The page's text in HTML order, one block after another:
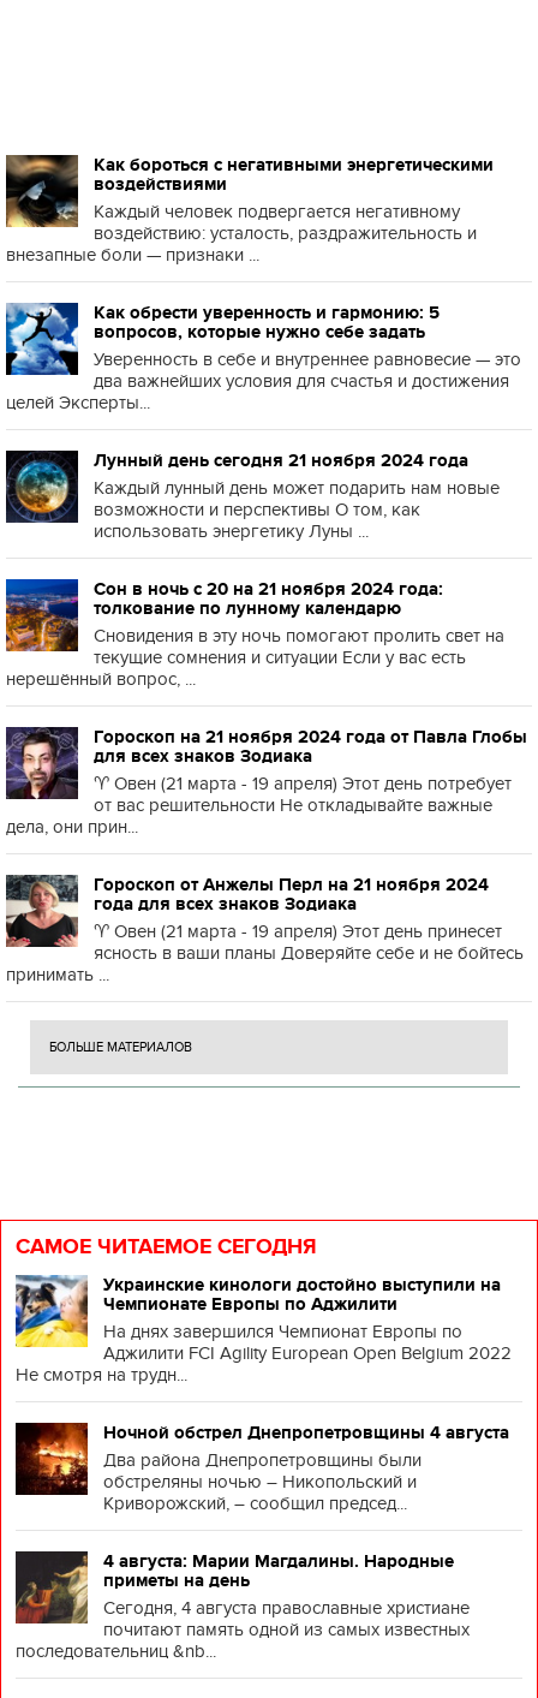
Как бороться с негативными энергетическими
воздействиями
Каждый человек подвергается негативному
воздействию: усталость, раздражительность и
внезапные боли — признаки ...
Как обрести уверенность и гармонию: 5
вопросов, которые нужно себе задать
Уверенность в себе и внутреннее равновесие — это
два важнейших условия для счастья и достижения
целей Эксперты...
Лунный день сегодня 21 ноября 2024 года
Каждый лунный день может подарить нам новые
возможности и перспективы О том, как
использовать энергетику Луны ...
Сон в ночь с 20 на 21 ноября 2024 года:
толкование по лунному календарю
Сновидения в эту ночь помогают пролить свет на
текущие сомнения и ситуации Если у вас есть
нерешённый вопрос, ...
Гороскоп на 21 ноября 2024 года от Павла Глобы
для всех знаков Зодиака
♈️ Овен (21 марта - 19 апреля) Этот день потребует
от вас решительности Не откладывайте важные
дела, они прин...
Гороскоп от Анжелы Перл на 21 ноября 2024
года для всех знаков Зодиака
♈️ Овен (21 марта - 19 апреля) Этот день принесет
ясность в ваши планы Доверяйте себе и не бойтесь
принимать ...
БОЛЬШЕ МАТЕРИАЛОВ
САМОЕ ЧИТАЕМОЕ СЕГОДНЯ
Украинские кинологи достойно выступили на
Чемпионате Европы по Аджилити
На днях завершился Чемпионат Европы по
Аджилити FCI Agility European Open Belgium 2022
Не смотря на трудн...
Ночной обстрел Днепропетровщины 4 августа
Два района Днепропетровщины были
обстреляны ночью – Никопольский и
Криворожский, – сообщил председ...
4 августа: Марии Магдалины. Народные
приметы на день
Сегодня, 4 августа православные христиане
почитают память одной из самых известных
последовательниц &nb...